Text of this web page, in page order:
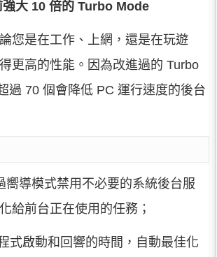
大 10 倍的 Turbo Mode
您是在工作、上網，還是在玩遊
更高的性能。因為改進過的 Turbo
過 70 個會降低 PC 運行速度的後台
嚮導模式禁用不必要的系統後台服
給前台正在使用的任務；
式啟動和回響的時間，自動最佳化